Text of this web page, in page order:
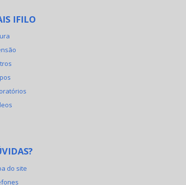
IFILO
do site